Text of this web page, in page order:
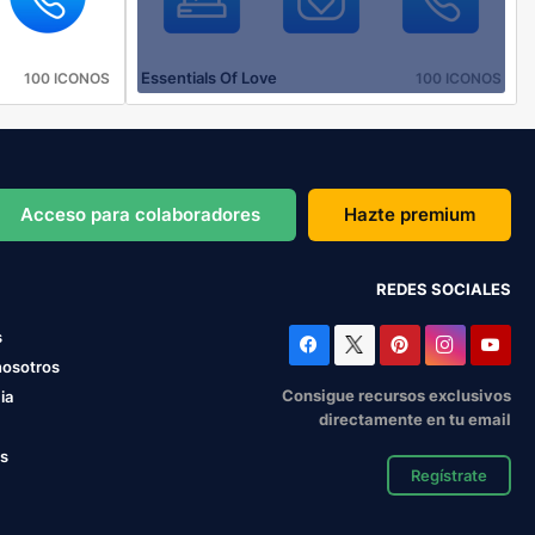
100 ICONOS Essentials Of Love 100 ICONOS
Acceso para colaboradores Hazte premium
REDES SOCIALES
Consigue recursos exclusivos
directamente en tu email
Regístrate